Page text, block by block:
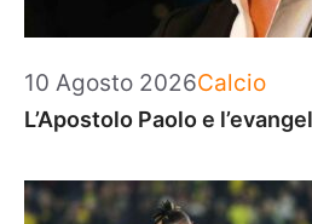
10 Agosto 2026Categorie
Calcio
L’Apostolo Paolo e